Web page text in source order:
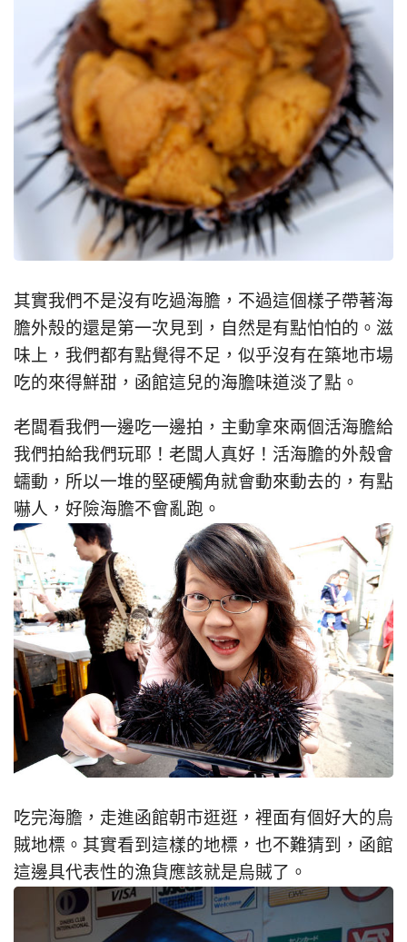
其實我們不是沒有吃過海膽，不過這個樣子帶著海
膽外殼的還是第一次見到，自然是有點怕怕的。滋
味上，我們都有點覺得不足，似乎沒有在築地市場
吃的來得鮮甜，函館這兒的海膽味道淡了點。
老闆看我們一邊吃一邊拍，主動拿來兩個活海膽給
我們拍給我們玩耶！老闆人真好！活海膽的外殼會
蠕動，所以一堆的堅硬觸角就會動來動去的，有點
嚇人，好險海膽不會亂跑。
吃完海膽，走進函館朝市逛逛，裡面有個好大的烏
賊地標。其實看到這樣的地標，也不難猜到，函館
這邊具代表性的漁貨應該就是烏賊了。